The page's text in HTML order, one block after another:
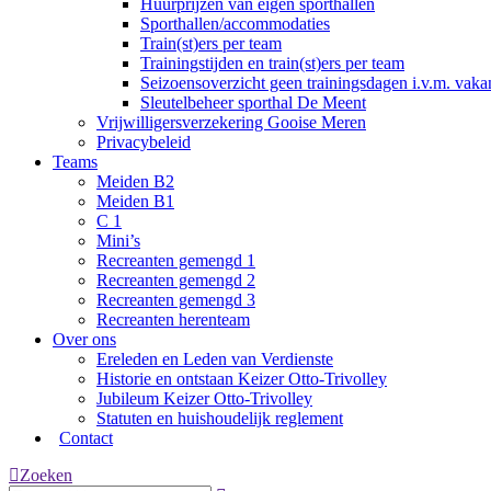
Huurprijzen van eigen sporthallen
Sporthallen/accommodaties
Train(st)ers per team
Trainingstijden en train(st)ers per team
Seizoensoverzicht geen trainingsdagen i.v.m.
Sleutelbeheer sporthal De Meent
Vrijwilligersverzekering Gooise Meren
Privacybeleid
Teams
Meiden B2
Meiden B1
C 1
Mini’s
Recreanten gemengd 1
Recreanten gemengd 2
Recreanten gemengd 3
Recreanten herenteam
Over ons
Ereleden en Leden van Verdienste
Historie en ontstaan Keizer Otto-Trivolley
Jubileum Keizer Otto-Trivolley
Statuten en huishoudelijk reglement
Contact
Zoeken:
Zoeken